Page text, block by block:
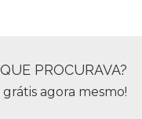
PROCURAVA?
agora mesmo!